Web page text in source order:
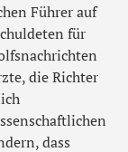
Führer auf
für
die Richter
dass